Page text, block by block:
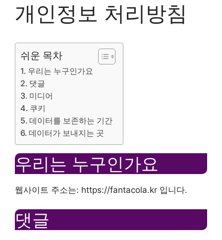
개인정보 처리방침
쉬운 목차
우리는 누구인가요
댓글
미디어
쿠키
데이터를 보존하는 기간
데이터가 보내지는 곳
우리는 누구인가요
웹사이트 주소는: https://fantacola.kr 입니다.
댓글